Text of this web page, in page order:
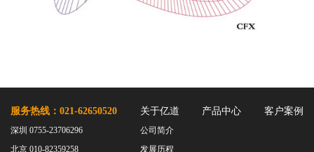
服务热线：021-62650520
深圳 0755-23706296
北京 010-82359258
关于亿道
公司简介
发展历程
产品中心 客户案例